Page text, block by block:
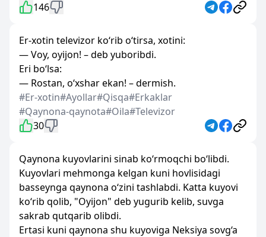
146
Er-xotin televizor ko‘rib o‘tirsa, xotini:
— Voy, oyijon! – deb yuboribdi.
Eri bo‘lsa:
— Rostan, o‘xshar ekan! – dermish.
#Er-xotin#Ayollar#Qisqa#Erkaklar
#Qaynona-qaynota#Oila#Televizor
30
Qaynona kuyovlarini sinab ko‘rmoqchi bo‘libdi.
Kuyovlari mehmonga kelgan kuni hovlisidagi
basseynga qaynona o‘zini tashlabdi. Katta kuyovi
ko‘rib qolib, "Oyijon" deb yugurib kelib, suvga
sakrab qutqarib olibdi.
Ertasi kuni qaynona shu kuyoviga Neksiya sovg‘a